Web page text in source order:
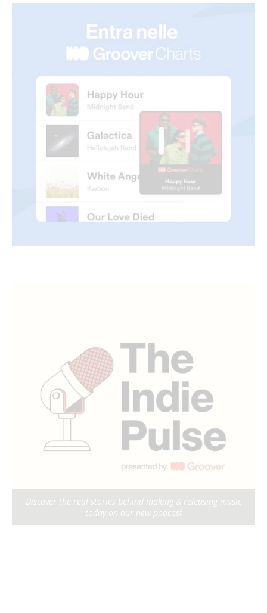
Discover the real stories behind making & releasing music
today on our new podcast